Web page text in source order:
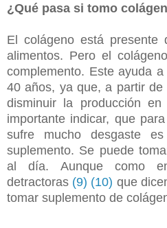
¿Qué pasa si tomo
El colágeno está presente
alimentos. Pero el
complemento. Este ayuda
40 años, ya que, a partir
disminuir la producción
importante indicar, que
sufre mucho desgaste
suplemento. Se puede
al día. Aunque como
detractoras (9) (10) que
tomar suplemento de